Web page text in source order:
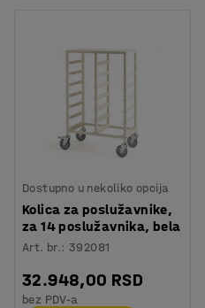
Dostupno u nekoliko opcija
Kolica za poslužavnike,
za 14 poslužavnika, bela
Art. br.:392081
32.948,00 RSD
bez PDV-a